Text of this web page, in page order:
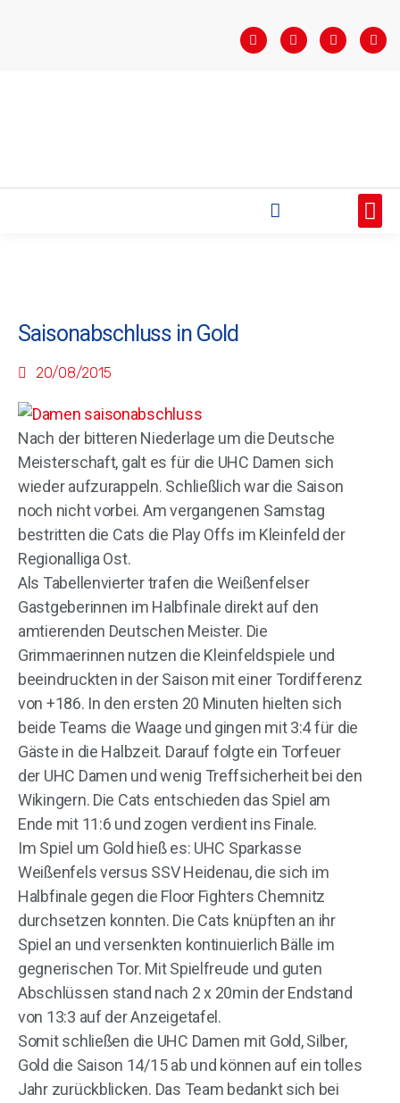
Saisonabschluss in Gold
20/08/2015
Nach der bitteren Niederlage um die Deutsche
Meisterschaft, galt es für die UHC Damen sich
wieder aufzurappeln. Schließlich war die Saison
noch nicht vorbei. Am vergangenen Samstag
bestritten die Cats die Play Offs im Kleinfeld der
Regionalliga Ost.
Als Tabellenvierter trafen die Weißenfelser
Gastgeberinnen im Halbfinale direkt auf den
amtierenden Deutschen Meister. Die
Grimmaerinnen nutzen die Kleinfeldspiele und
beeindruckten in der Saison mit einer Tordifferenz
von +186. In den ersten 20 Minuten hielten sich
beide Teams die Waage und gingen mit 3:4 für die
Gäste in die Halbzeit. Darauf folgte ein Torfeuer
der UHC Damen und wenig Treffsicherheit bei den
Wikingern. Die Cats entschieden das Spiel am
Ende mit 11:6 und zogen verdient ins Finale.
Im Spiel um Gold hieß es: UHC Sparkasse
Weißenfels versus SSV Heidenau, die sich im
Halbfinale gegen die Floor Fighters Chemnitz
durchsetzen konnten. Die Cats knüpften an ihr
Spiel an und versenkten kontinuierlich Bälle im
gegnerischen Tor. Mit Spielfreude und guten
Abschlüssen stand nach 2 x 20min der Endstand
von 13:3 auf der Anzeigetafel.
Somit schließen die UHC Damen mit Gold, Silber,
Gold die Saison 14/15 ab und können auf ein tolles
Jahr zurückblicken. Das Team bedankt sich bei